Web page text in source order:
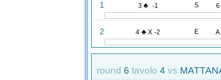
1 3 ♠ -1 S 6
2 4 ♠ X -2 E A
round 6 tavolo 4 vs